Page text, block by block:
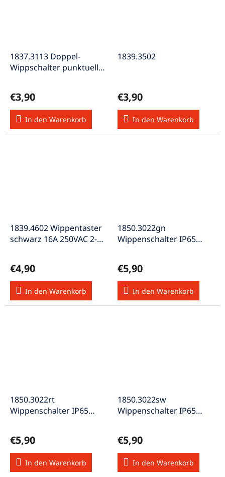
1837.3113 Doppel-
Wippschalter punktuell
€3,90
In den Warenkorb
1839.3502
€3,90
In den Warenkorb
1839.4602 Wippentaster
schwarz 16A 250VAC 2-
€4,90
In den Warenkorb
1850.3022gn
Wippenschalter IP65
€5,90
In den Warenkorb
1850.3022rt
Wippenschalter IP65
€5,90
In den Warenkorb
1850.3022sw
Wippenschalter IP65
€5,90
In den Warenkorb